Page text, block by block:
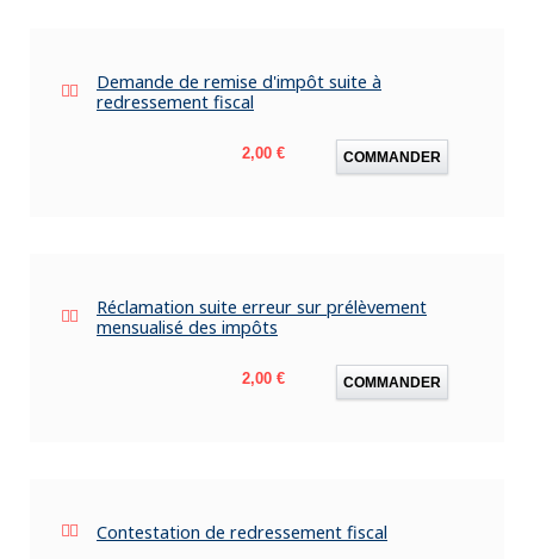
Demande de remise d'impôt suite à
redressement fiscal
Prix
2,00 € COMMANDER
Réclamation suite erreur sur prélèvement
mensualisé des impôts
Prix
2,00 € COMMANDER
Contestation de redressement fiscal